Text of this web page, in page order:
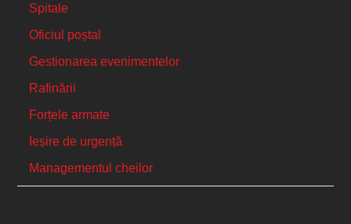
Spitale
Oficiul poștal
Gestionarea evenimentelor
Rafinării
Forțele armate
Ieșire de urgență
Managementul cheilor